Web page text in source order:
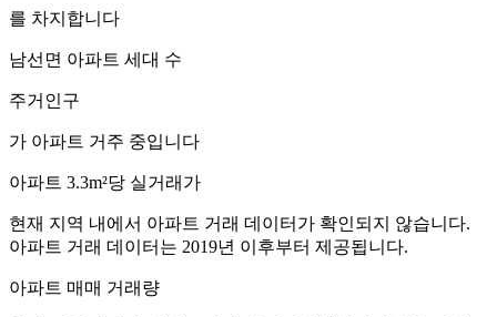
를 차지합니다
남선면 아파트 세대 수
주거인구
가 아파트 거주 중입니다
아파트 3.3m²당 실거래가
현재 지역 내에서 아파트 거래 데이터가 확인되지 않습니다.
아파트 거래 데이터는 2019년 이후부터 제공됩니다.
아파트 매매 거래량